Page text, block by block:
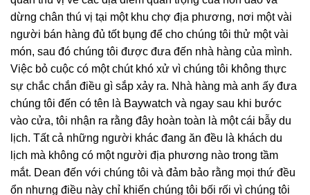
dừng chân thú vị tại một khu chợ địa phương, nơi một vài
người bán hàng đủ tốt bụng để cho chúng tôi thử một vài
món, sau đó chúng tôi được đưa đến nhà hàng của mình.
Việc bỏ cuộc có một chút khó xử vì chúng tôi không thực
sự chắc chắn điều gì sắp xảy ra. Nhà hàng mà anh ấy đưa
chúng tôi đến có tên là Baywatch và ngay sau khi bước
vào cửa, tôi nhận ra rằng đây hoàn toàn là một cái bẫy du
lịch. Tất cả những người khác đang ăn đều là khách du
lịch mà không có một người địa phương nào trong tầm
mắt. Dean đến với chúng tôi và đảm bảo rằng mọi thứ đều
ổn nhưng điều này chỉ khiến chúng tôi bối rối vì chúng tôi